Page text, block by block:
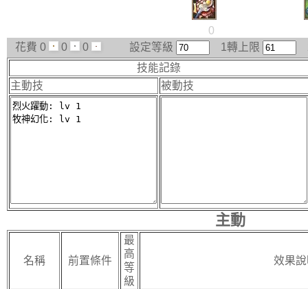
0
花費 0 0 0 設定等級 1轉上限
技能記錄
主動技
被動技
主動
名稱 前置條件
最
高
等
級
效果